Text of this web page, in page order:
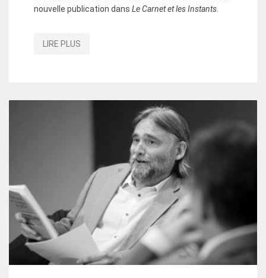
nouvelle publication dans Le Carnet et les Instants.
LIRE PLUS